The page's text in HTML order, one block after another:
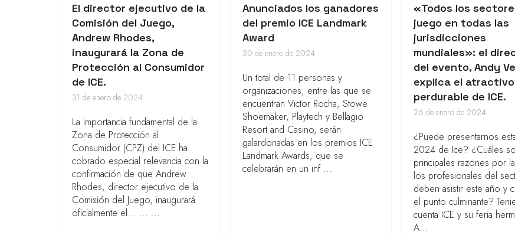
El director ejecutivo de la
Comisión del Juego,
Andrew Rhodes,
inaugurará la Zona de
Protección al Consumidor
de ICE.
31 de enero de 2024
La importancia fundamental de la
Zona de Protección al
Consumidor (CPZ) del ICE ha
cobrado especial relevancia con la
confirmación de que Andrew
Rhodes, director ejecutivo de la
Comisión del Juego, inaugurará
oficialmente el... ... ...
Anunciados los ganadores
del premio ICE Landmark
Award
30 de enero de 2024
Un total de 11 personas y
organizaciones, entre las que se
encuentran Victor Rocha, Stowe
Shoemaker, Playtech y Bellagio
Resort and Casino, serán
galardonadas en los premios ICE
Landmark Awards, que se
celebrarán en un inf ...
«Todos los
juego en todas las
jurisdicciones
mundiales»: el
del evento, Andy
explica el atractivo
perdurable de ICE.
26 de enero de 2024
¿Puede presentarnos
2024 de Ice? ¿Cuáles
principales razones por
los profesionales del
deben asistir este año y
el punto culminante?
cuenta ICE y su feria
A...